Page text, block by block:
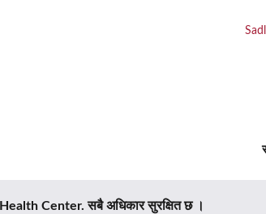
Center. सबै अधिकार सुरक्षित छ ।